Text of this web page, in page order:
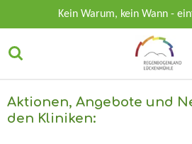
Hauptinhalt
springen
Kein Warum, kein Wann -
Aktionen, Angebote und
den Kliniken: